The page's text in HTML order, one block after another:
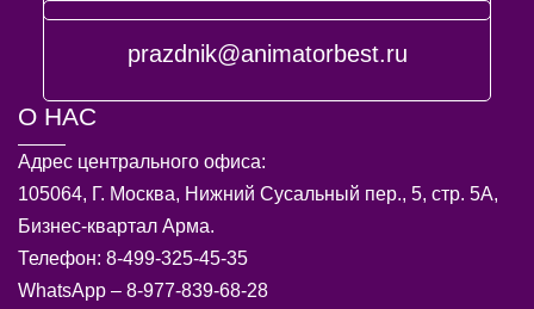
prazdnik@animatorbest.ru
О НАС
Адрес центрального офиса:
105064, Г. Москва, Нижний Сусальный пер., 5, стр. 5А,
Бизнес-квартал Арма.
Телефон: 8-499-325-45-35
WhatsApp – 8-977-839-68-28